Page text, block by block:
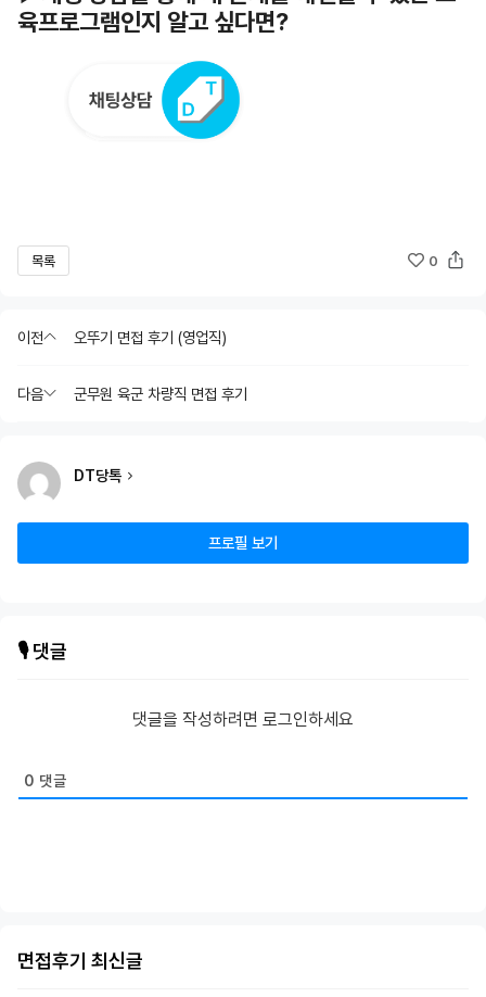
육프로그램인지 알고 싶다면?
목록 0
이전 오뚜기 면접 후기 (영업직)
다음 군무원 육군 차량직 면접 후기
DT당톡
프로필 보기
🎙️ 댓글
댓글을 작성하려면 로그인하세요
0 댓글
면접후기 최신글